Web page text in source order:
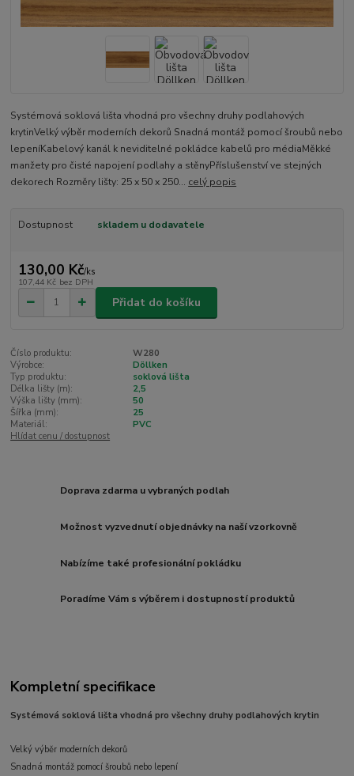
Systémová soklová lišta vhodná pro všechny druhy podlahových
krytinVelký výběr moderních dekorů Snadná montáž pomocí šroubů nebo
lepeníKabelový kanál k neviditelné pokládce kabelů pro médiaMěkké
manžety pro čisté napojení podlahy a stěnyPříslušenství ve stejných
dekorech Rozměry lišty: 25 x 50 x 250... celý popis
Dostupnost skladem u dodavatele
130,00 Kč/ks
107,44 Kč bez DPH
Přidat do košíku
Číslo produktu:
W280
Výrobce:
Döllken
Typ produktu:
soklová lišta
Délka lišty (m):
2,5
Výška lišty (mm):
50
Šířka (mm):
25
Materiál:
PVC
Hlídat cenu / dostupnost
Doprava zdarma u vybraných podlah
Možnost vyzvednutí objednávky na naší vzorkovně
Nabízíme také profesionální pokládku
Poradíme Vám s výběrem i dostupností produktů
Kompletní specifikace
Systémová soklová lišta vhodná pro všechny druhy podlahových krytin
Velký výběr moderních dekorů
Snadná montáž pomocí šroubů nebo lepení